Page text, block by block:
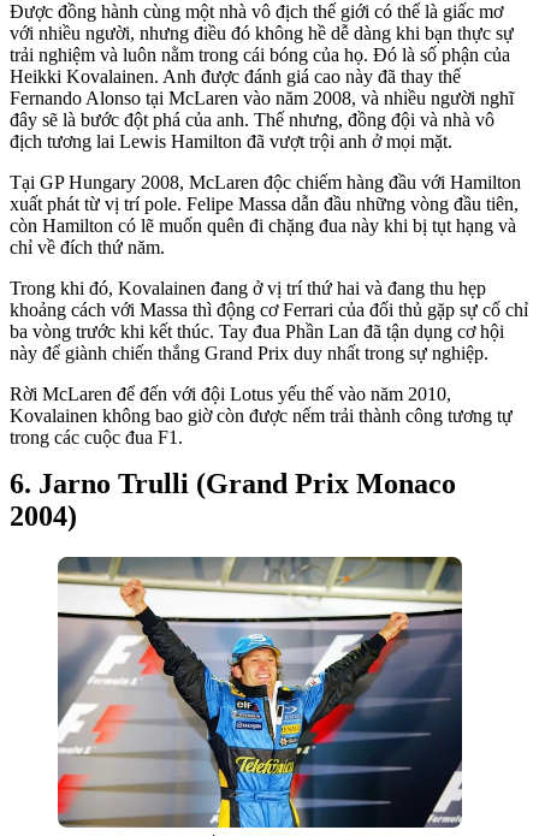
Được đồng hành cùng một nhà vô địch thế giới có thể là giấc mơ
với nhiều người, nhưng điều đó không hề dễ dàng khi bạn thực sự
trải nghiệm và luôn nằm trong cái bóng của họ. Đó là số phận của
Heikki Kovalainen. Anh được đánh giá cao này đã thay thế
Fernando Alonso tại McLaren vào năm 2008, và nhiều người nghĩ
đây sẽ là bước đột phá của anh. Thế nhưng, đồng đội và nhà vô
địch tương lai Lewis Hamilton đã vượt trội anh ở mọi mặt.
Tại GP Hungary 2008, McLaren độc chiếm hàng đầu với Hamilton
xuất phát từ vị trí pole. Felipe Massa dẫn đầu những vòng đầu tiên,
còn Hamilton có lẽ muốn quên đi chặng đua này khi bị tụt hạng và
chỉ về đích thứ năm.
Trong khi đó, Kovalainen đang ở vị trí thứ hai và đang thu hẹp
khoảng cách với Massa thì động cơ Ferrari của đối thủ gặp sự cố chỉ
ba vòng trước khi kết thúc. Tay đua Phần Lan đã tận dụng cơ hội
này để giành chiến thắng Grand Prix duy nhất trong sự nghiệp.
Rời McLaren để đến với đội Lotus yếu thế vào năm 2010,
Kovalainen không bao giờ còn được nếm trải thành công tương tự
trong các cuộc đua F1.
Jarno Trulli (Grand Prix Monaco
2004)